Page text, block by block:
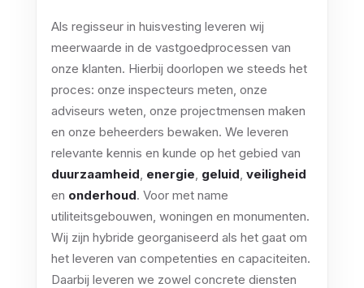
Als regisseur in huisvesting leveren wij
meerwaarde in de vastgoedprocessen van
onze klanten. Hierbij doorlopen we steeds het
proces: onze inspecteurs meten, onze
adviseurs weten, onze projectmensen maken
en onze beheerders bewaken. We leveren
relevante kennis en kunde op het gebied van
duurzaamheid, energie, geluid, veiligheid
en onderhoud. Voor met name
utiliteitsgebouwen, woningen en monumenten.
Wij zijn hybride georganiseerd als het gaat om
het leveren van competenties en capaciteiten.
Daarbij leveren we zowel concrete diensten